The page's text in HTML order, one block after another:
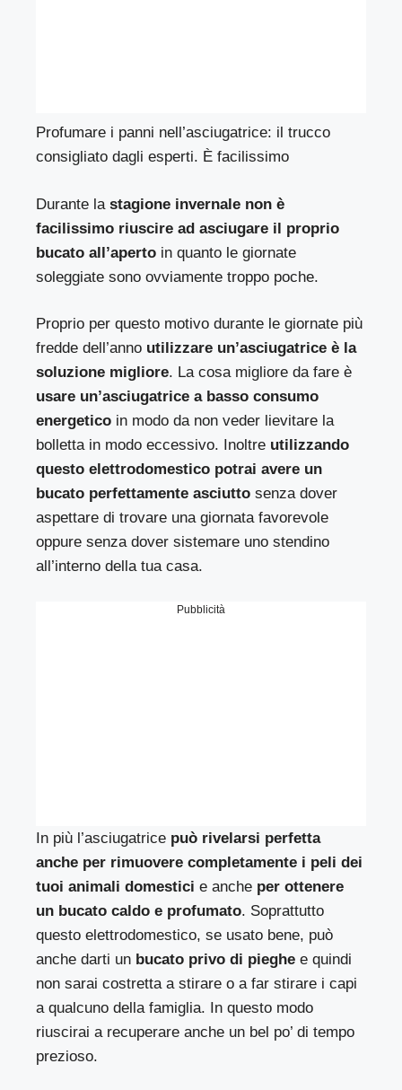
Profumare i panni nell’asciugatrice: il trucco
consigliato dagli esperti. È facilissimo
Durante lastagione invernale non è
facilissimo riuscire ad asciugare il proprio
bucato all’aperto in quanto le giornate
soleggiate sono ovviamente troppo poche.
Proprio per questo motivo durante le giornate più
fredde dell’anno utilizzare un’asciugatrice è la
soluzione migliore. La cosa migliore da fare è
usare un’asciugatrice a basso consumo
energetico in modo da non veder lievitare la
bolletta in modo eccessivo. Inoltre utilizzando
questo elettrodomestico potrai avere un
bucato perfettamente asciutto senza dover
aspettare di trovare una giornata favorevole
oppure senza dover sistemare uno stendino
all’interno della tua casa.
Pubblicità
In più l’asciugatrice può rivelarsi perfetta
anche per rimuovere completamente i peli dei
tuoi animali domestici e anche per ottenere
un bucato caldo e profumato. Soprattutto
questo elettrodomestico, se usato bene, può
anche darti un bucato privo di pieghe e quindi
non sarai costretta a stirare o a far stirare i capi
a qualcuno della famiglia. In questo modo
riuscirai a recuperare anche un bel po’ di tempo
prezioso.